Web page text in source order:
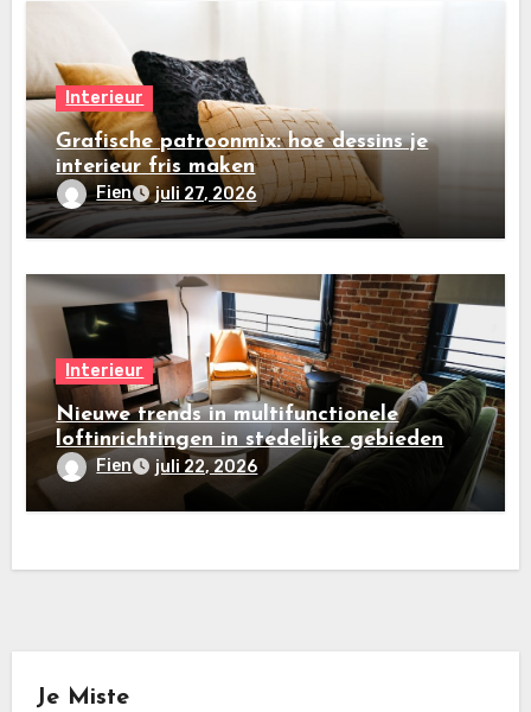
Interieur
Grafische patroonmix: hoe dessins je
interieur fris maken
Fien juli 27, 2026
Interieur
Nieuwe trends in multifunctionele
loftinrichtingen in stedelijke gebieden
Fien juli 22, 2026
Je Miste